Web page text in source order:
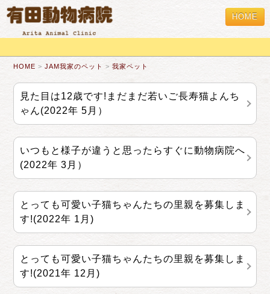
HOME
HOME >JAM我家のペット >我家ペット
見た目は12歳です!まだまだ若いご長寿猫よんち
ゃん(2022年 5月）
いつもと様子が違うと思ったらすぐに動物病院へ
(2022年 3月）
とっても可愛い子猫ちゃんたちの里親を募集しま
す!(2022年 1月)
とっても可愛い子猫ちゃんたちの里親を募集しま
す!(2021年 12月)